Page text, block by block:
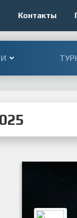
Контакты